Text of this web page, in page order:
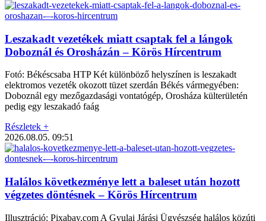
Leszakadt vezetékek miatt csaptak fel a lángok
Doboznál és Orosházán – Körös Hírcentrum
Fotó: Békéscsaba HTP Két különböző helyszínen is leszakadt
elektromos vezeték okozott tüzet szerdán Békés vármegyében:
Doboznál egy mezőgazdasági vontatógép, Orosháza külterületén
pedig egy leszakadó faág
Részletek +
2026.08.05. 09:51
Halálos következménye lett a baleset után hozott
végzetes döntésnek – Körös Hírcentrum
Illusztráció: Pixabay.com A Gyulai Járási Ügyészség halálos közúti